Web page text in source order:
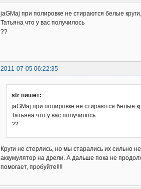
jaGMaj при полировке не стираются белые
Татьяна что у вас получилось
??
2011-07-05 06:22:35
str пишет:
jaGMaj при полировке не стираются белые
Татьяна что у вас получилось
??
Круги не стерлись, но мы старались их сильно
аккумулятор на дрели. А дальше пока не
помогает, пробуйте!!!!